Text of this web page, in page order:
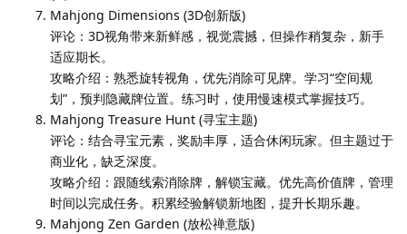
Mahjong Dimensions (3D创新版)
评论：3D视角带来新鲜感，视觉震撼，但操作稍复杂，新手
适应期长。
攻略介绍：熟悉旋转视角，优先消除可见牌。学习“空间规
划”，预判隐藏牌位置。练习时，使用慢速模式掌握技巧。
Mahjong Treasure Hunt (寻宝主题)
评论：结合寻宝元素，奖励丰厚，适合休闲玩家。但主题过于
商业化，缺乏深度。
攻略介绍：跟随线索消除牌，解锁宝藏。优先高价值牌，管理
时间以完成任务。积累经验解锁新地图，提升长期乐趣。
Mahjong Zen Garden (放松禅意版)